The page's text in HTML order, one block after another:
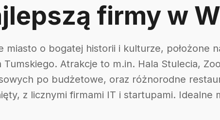
firmy w
miasto o bogatej historii i kulturze, położone
Atrakcje to m.in. Hala Stulecia,
po budżetowe, oraz różnorodne
z licznymi firmami IT i startupami. Idealne